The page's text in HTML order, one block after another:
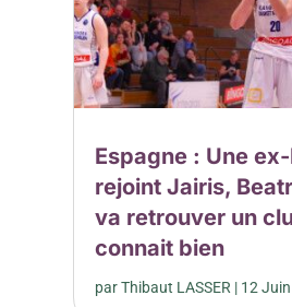
Espagne : Une
rejoint Jairis,
va retrouver un
connait bien
parThibaut LASSER | 12